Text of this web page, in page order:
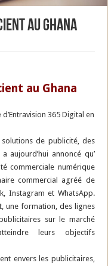
au Ghana
au Ghana
365 Digital en
de publicité, des
aujourd’hui annoncé qu’
commerciale numérique
commercial agréé de
Instagram et WhatsApp.
une formation, des lignes
sur le marché
leurs objectifs
envers les publicitaires,